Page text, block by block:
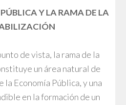
Y LA RAMA DE LA
de vista, la rama de la
un área natural de
Economía Pública, y una
en la formación de un